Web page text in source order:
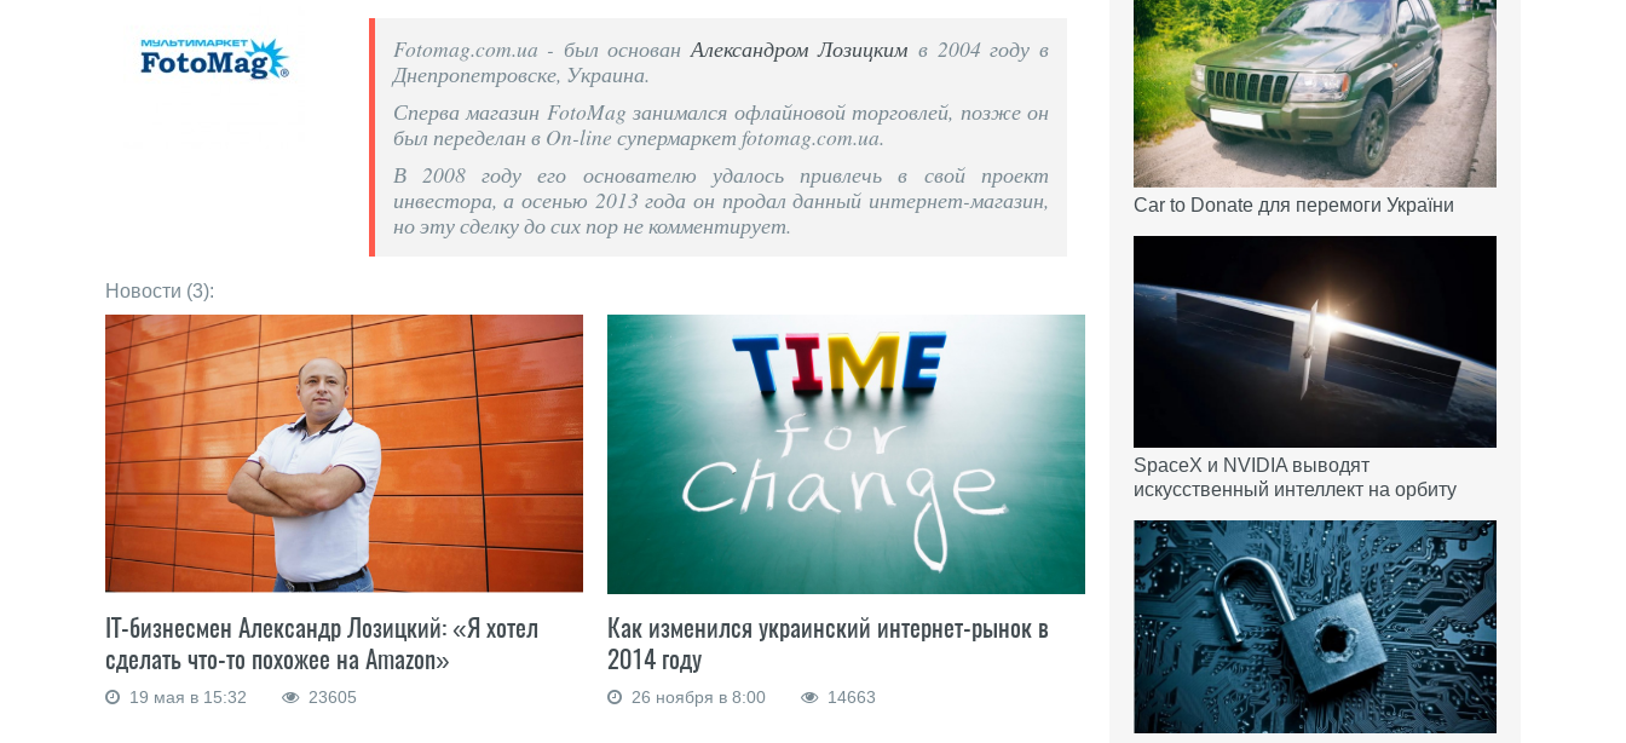
Fotomag.com.ua - был основанАлександром Лозицкимв 2004 году в
Днепропетровске, Украина.
Сперва магазин FotoMag занимался офлайновой торговлей, позже он
был переделан в On-line супермаркет fotomag.com.ua.
В 2008 году его основателю удалось привлечь в свой проект
инвестора, а осенью 2013 года он продал данный интернет-магазин,
но эту сделку до сих пор не комментирует.
Новости (3):
IT-бизнесмен Александр Лозицкий: «Я хотел
сделать что-то похожее на Amazon»
19 мая в 15:32 23605
Как изменился украинский интернет-рынок в
2014 году
26 ноября в 8:00 14663
Car to Donate для перемоги України
SpaceX и NVIDIA выводят
искусственный интеллект на орбиту